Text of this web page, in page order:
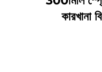
কারখানা